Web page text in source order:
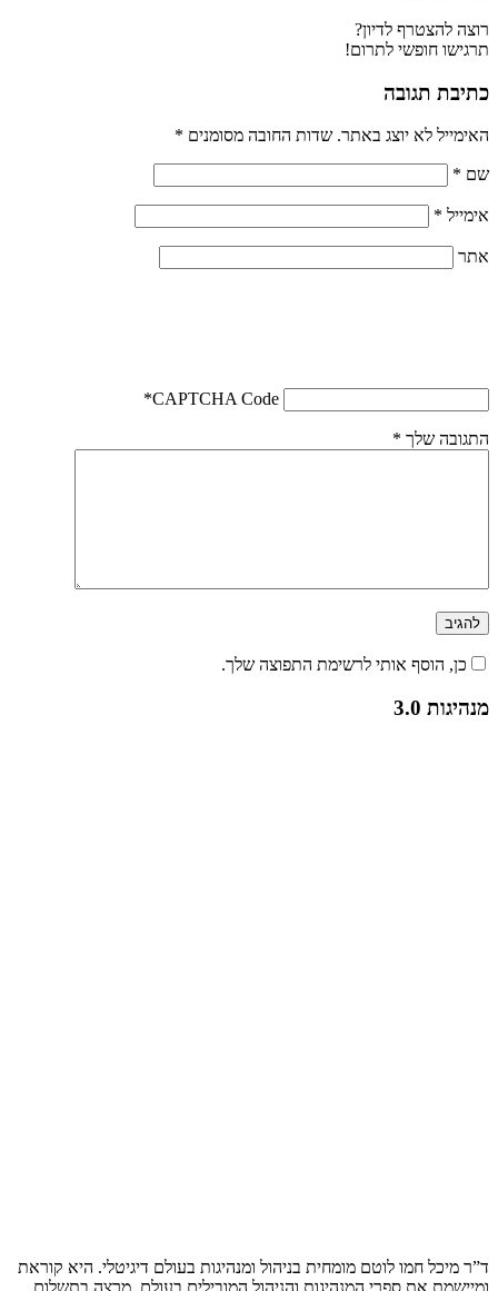
רוצה להצטרף לדיון?
תרגישו חופשי לתרום!
כתיבת תגובה
האימייל לא יוצג באתר. שדות החובה מסומנים *
שם *
אימייל *
אתר
CAPTCHA Code
*
התגובה שלך *
כן, הוסף אותי לרשימת התפוצה שלך.
מנהיגות 3.0
ד”ר מיכל חמו לוטם מומחית בניהול ומנהיגות בעולם דיגיטלי. היא קוראת
ומיישמת את ספרי המנהיגות והניהול המובילים בעולם, מרצה בתשלום